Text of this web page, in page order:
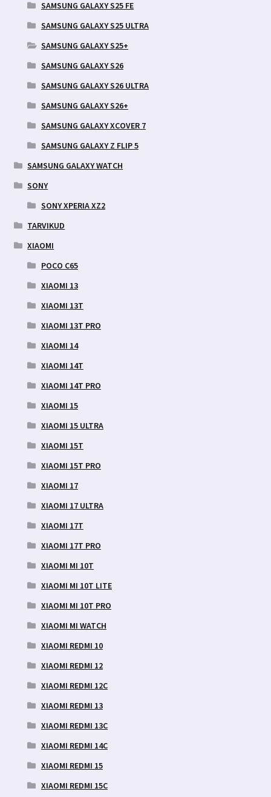
SAMSUNG GALAXY S25 FE
SAMSUNG GALAXY S25 ULTRA
SAMSUNG GALAXY S25+
SAMSUNG GALAXY S26
SAMSUNG GALAXY S26 ULTRA
SAMSUNG GALAXY S26+
SAMSUNG GALAXY XCOVER 7
SAMSUNG GALAXY Z FLIP 5
SAMSUNG GALAXY WATCH
SONY
SONY XPERIA XZ2
TARVIKUD
XIAOMI
POCO C65
XIAOMI 13
XIAOMI 13T
XIAOMI 13T PRO
XIAOMI 14
XIAOMI 14T
XIAOMI 14T PRO
XIAOMI 15
XIAOMI 15 ULTRA
XIAOMI 15T
XIAOMI 15T PRO
XIAOMI 17
XIAOMI 17 ULTRA
XIAOMI 17T
XIAOMI 17T PRO
XIAOMI MI 10T
XIAOMI MI 10T LITE
XIAOMI MI 10T PRO
XIAOMI MI WATCH
XIAOMI REDMI 10
XIAOMI REDMI 12
XIAOMI REDMI 12C
XIAOMI REDMI 13
XIAOMI REDMI 13C
XIAOMI REDMI 14C
XIAOMI REDMI 15
XIAOMI REDMI 15C